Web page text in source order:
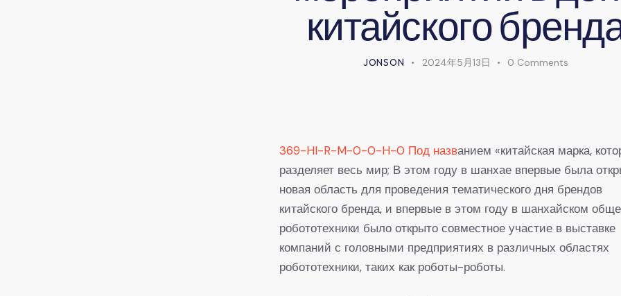
китайского
JONSON 2024年5月13日 0 Comments
369-HI-R-M-0-0-H-0 Под названием «китайская марка,
разделяет весь мир; В этом году в шанхае впервые была
новая область для проведения тематического дня брендов
китайского бренда, и впервые в этом году в шанхайском
робототехники было открыто совместное участие в выставке
компаний с головными предприятиях в различных областях
робототехники, таких как роботы-роботы.